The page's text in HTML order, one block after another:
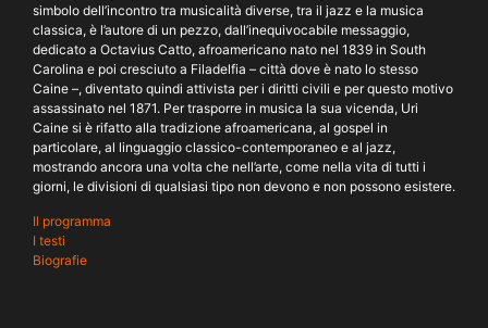
simbolo dell’incontro tra musicalità diverse, tra il jazz e la musica
classica, è l’autore di un pezzo, dall’inequivocabile messaggio,
dedicato a Octavius Catto, afroamericano nato nel 1839 in South
Carolina e poi cresciuto a Filadelfia – città dove è nato lo stesso
Caine –, diventato quindi attivista per i diritti civili e per questo motivo
assassinato nel 1871. Per trasporre in musica la sua vicenda, Uri
Caine si è rifatto alla tradizione afroamericana, al gospel in
particolare, al linguaggio classico-contemporaneo e al jazz,
mostrando ancora una volta che nell’arte, come nella vita di tutti i
giorni, le divisioni di qualsiasi tipo non devono e non possono esistere.
Il programma
I testi
Biografie